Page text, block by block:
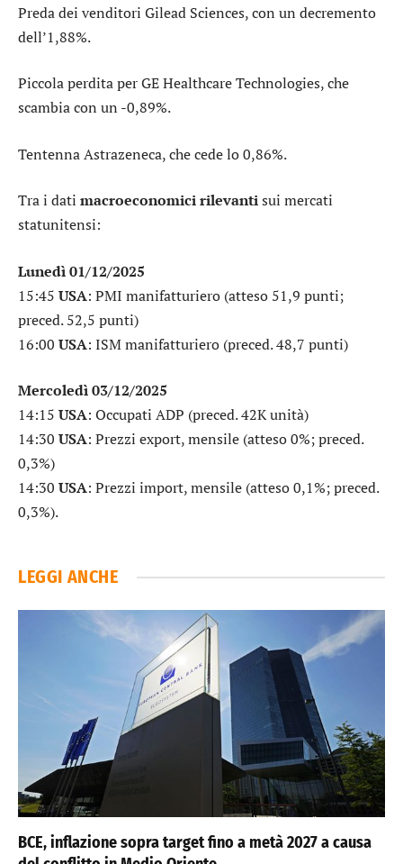
Preda dei venditori Gilead Sciences, con un decremento
dell’1,88%.
Piccola perdita perGE Healthcare Technologies, che
scambia con un -0,89%.
TentennaAstrazeneca, che cede lo 0,86%.
Tra i dati macroeconomici rilevantisui mercati
statunitensi:
Lunedì 01/12/2025
15:45 USA: PMI manifatturiero (atteso 51,9 punti;
preced. 52,5 punti)
16:00 USA: ISM manifatturiero (preced. 48,7 punti)
Mercoledì 03/12/2025
14:15 USA: Occupati ADP (preced. 42K unità)
14:30 USA: Prezzi export, mensile (atteso 0%; preced.
0,3%)
14:30 USA: Prezzi import, mensile (atteso 0,1%; preced.
0,3%).
LEGGI ANCHE
BCE, inflazione sopra target fino a metà 2027 a causa